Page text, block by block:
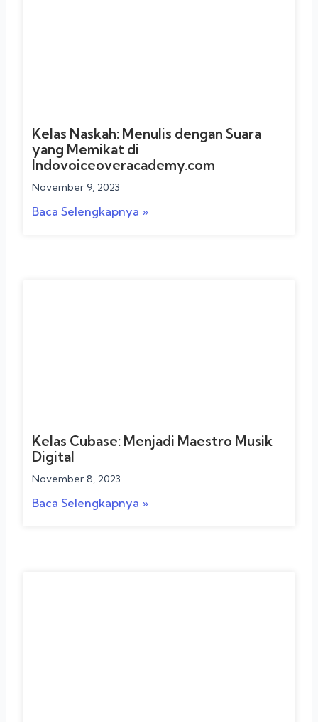
Kelas Naskah: Menulis dengan Suara
yang Memikat di
Indovoiceoveracademy.com
November 9, 2023
Baca Selengkapnya »
Kelas Cubase: Menjadi Maestro Musik
Digital
November 8, 2023
Baca Selengkapnya »